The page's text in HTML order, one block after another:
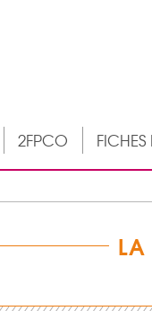
2FPCO
LA